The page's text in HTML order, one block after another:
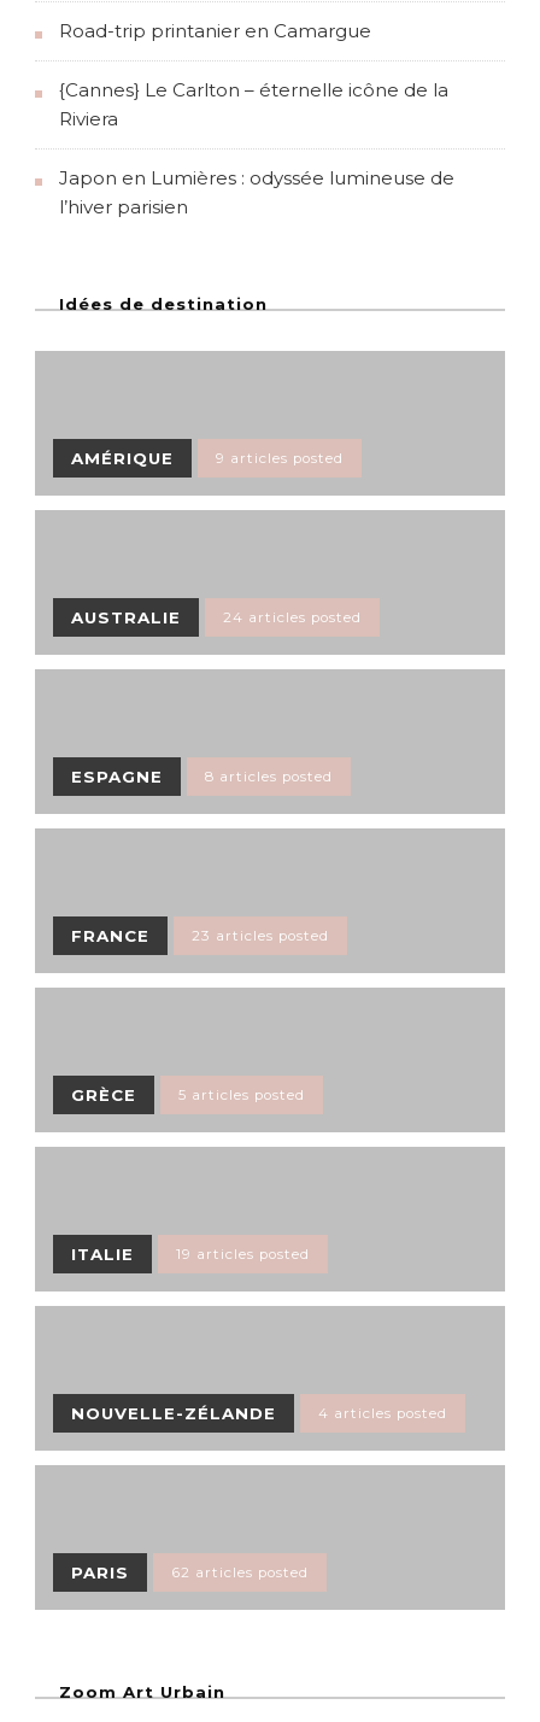
Road-trip printanier en Camargue
{Cannes} Le Carlton – éternelle icône de la
Riviera
Japon en Lumières : odyssée lumineuse de
l’hiver parisien
Idées de destination
AMÉRIQUE 9 articles posted
AUSTRALIE 24 articles posted
ESPAGNE 8 articles posted
FRANCE 23 articles posted
GRÈCE 5 articles posted
ITALIE 19 articles posted
NOUVELLE-ZÉLANDE 4 articles posted
PARIS 62 articles posted
Zoom Art Urbain